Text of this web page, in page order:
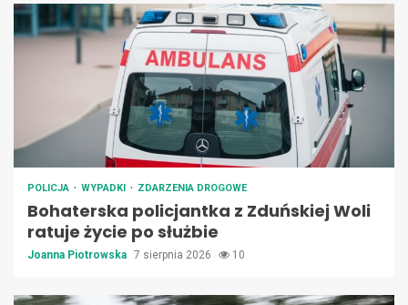
POLICJA WYPADKI ZDARZENIA DROGOWE
Bohaterska policjantka z Zduńskiej Woli
ratuje życie po służbie
Joanna Piotrowska 7 sierpnia 2026 10